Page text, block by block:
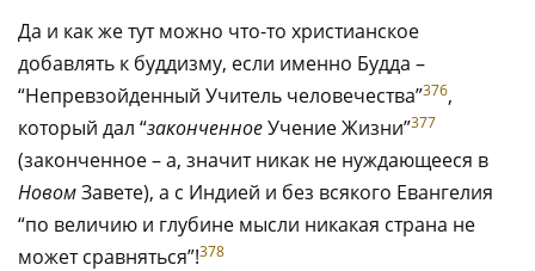
Да и как же тут можно что-то христианское
добавлять к буддизму, если именно Будда –
“Непревзойденный Учитель человечества”376,
который дал “законченноеУчение Жизни”377
(законченное – а, значит никак не нуждающееся в
НовомЗавете), а с Индией и без всякого Евангелия
“по величию и глубине мысли никакая страна не
может сравняться”!378